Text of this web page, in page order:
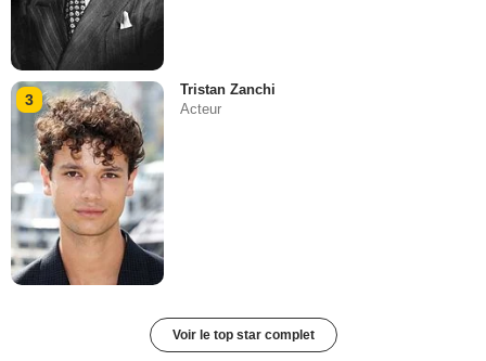
3
Tristan Zanchi
Acteur
Voir le top star complet